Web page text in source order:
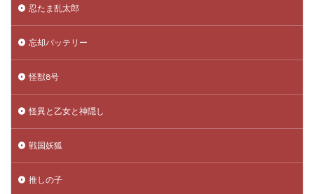
忍たま乱太郎
忘却バッテリー
怪獣8号
怪異と乙女と神隠し
戦国妖狐
推しの子